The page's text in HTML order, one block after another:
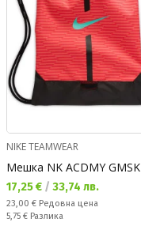
NIKE TEAMWEAR
Мешка NK ACDMY GMSK
Текуща цена:
17,25 € / 33,74 лв.
Редовна цена:
23,00 € Редовна цена
Спестявате:
5,75 € Разлика